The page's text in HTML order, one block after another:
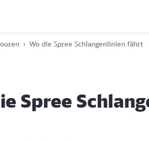
Wo die Spree Schlangenlinien fährt
Spree